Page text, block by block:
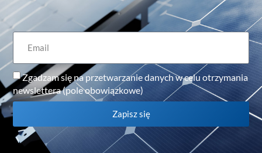
Zgadzam się na przetwarzanie danych w celu otrzymania
newslettera (pole obowiązkowe)
Zapisz się